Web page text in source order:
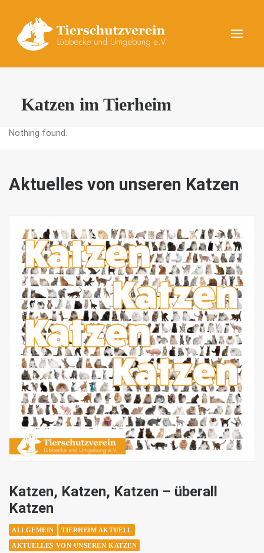
AKTUELLES
DAS TIERHEIM
Katzen im Tierheim
Nothing found.
Aktuelles von unseren Katzen
Katzen, Katzen, Katzen – überall
Katzen
ALLGEMEIN TIERHEIM AKTUELL
AKTUELLES VON UNSEREN KATZEN